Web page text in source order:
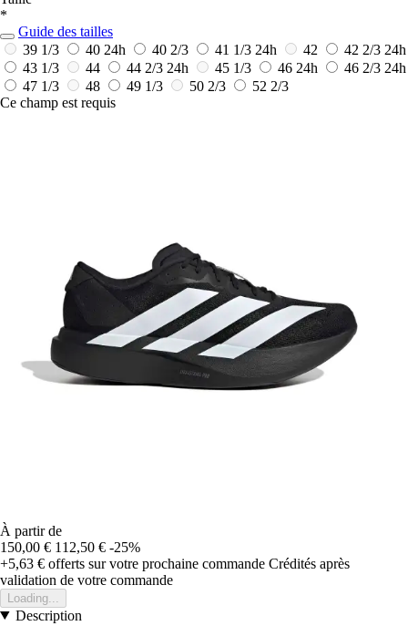
*
Guide des tailles
39 1/3
40 24h 40 2/3 41 1/3 24h 42 42 2/3 24h
43 1/3
44 44 2/3 24h 45 1/3 46 24h 46 2/3 24h
47 1/3
48 49 1/3 50 2/3
52 2/3
Ce champ est requis
À partir de
150,00 € 112,50 € -25%
+5,63 € offerts sur votre prochaine commande Crédités après
validation de votre commande
Loading...
Description